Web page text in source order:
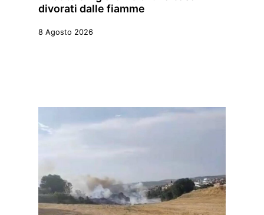
divorati dalle fiamme
8 Agosto 2026